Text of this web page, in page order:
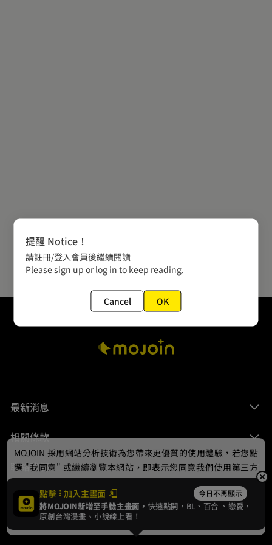
最新消息
相關條款
聯絡我們
© 2024 gamania Digital Entertainment Co., Ltd.
點擊 加入主畫面 今日不再顯示
將MOJOIN新增至手機主畫面，快速點開，BL、 百合 、戀愛，
原創台灣漫畫、小說線上看！
MOJOIN 採用網站分析技術為您帶來更優質的使用體驗，若您點
選 "我同意" 或繼續瀏覽本網站，即表示您同意我們使用第三方
Cookie，欲瞭解更多資訊請見隱私權政策。
我同意
提醒 Notice！
請註冊/登入會員後繼續閱讀
Please sign up or log in to keep reading.
Cancel OK